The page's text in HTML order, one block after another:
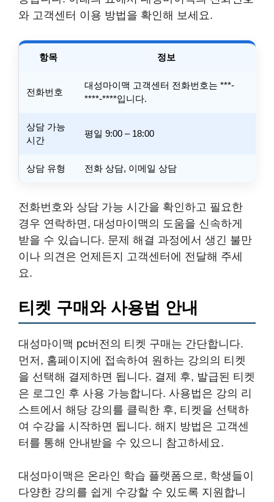
와 고객센터 이용 방법을 확인해 보세요.
항목 정보
전화번호
대성마이맥 고객센터 전화번호는 ***-
****-****입니다.
상담 가능
시간
평일 9:00 – 18:00
상담 유형 전화 상담, 이메일 상담
전화번호와 상담 가능 시간을 확인하고 필요한
경우 연락하면, 대성마이맥의 도움을 신속하게
받을 수 있습니다. 문제 해결 과정에서 생긴 불만
이나 의견은 언제든지 고객센터에 전달해 주세
요.
티켓 구매와 사용법 안내
대성마이맥 pc버전의 티켓 구매는 간단합니다.
먼저, 홈페이지에 접속하여 원하는 강의의 티켓
을 선택해 결제하면 됩니다. 결제 후, 발급된 티켓
은 로그인 후 사용 가능합니다. 사용법은 강의 리
스트에서 해당 강의를 클릭한 후, 티켓을 선택하
여 수강을 시작하면 됩니다. 해지 방법은 고객센
터를 통해 안내받을 수 있으니 참고하세요.
대성마이맥은 온라인 학습 플랫폼으로, 학생들이
다양한 강의를 쉽게 수강할 수 있도록 지원합니